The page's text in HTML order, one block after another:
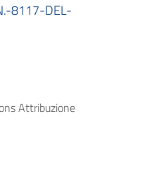
8117-DEL-
Attribuzione